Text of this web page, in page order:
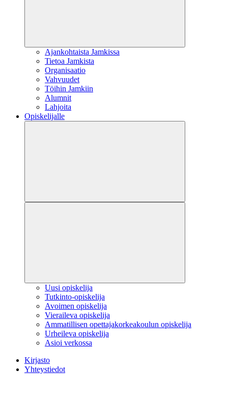
Ajankohtaista Jamkissa
Tietoa Jamkista
Organisaatio
Vahvuudet
Töihin Jamkiin
Alumnit
Lahjoita
Opiskelijalle
Uusi opiskelija
Tutkinto-opiskelija
Avoimen opiskelija
Vieraileva opiskelija
Ammatillisen opettajakorkeakoulun opiskelija
Urheileva opiskelija
Asioi verkossa
Kirjasto
Yhteystiedot